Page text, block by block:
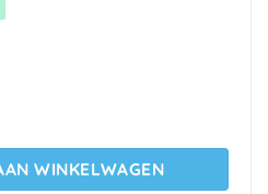
aantal
WINKELWAGEN